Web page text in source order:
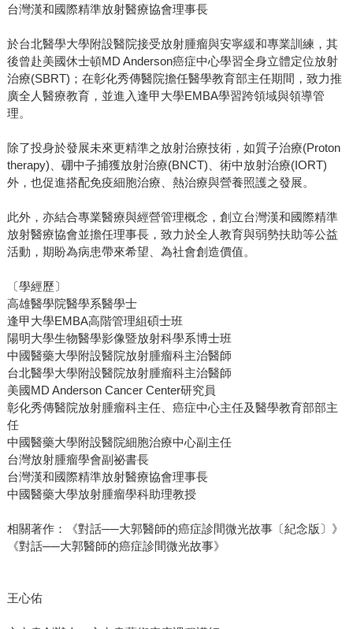
台灣漢和國際精準放射醫療協會理事長
於台北醫學大學附設醫院接受放射腫瘤與安寧緩和專業訓練，其
後曾赴美國休士頓MD Anderson癌症中心學習全身立體定位放射
治療(SBRT)；在彰化秀傳醫院擔任醫學教育部主任期間，致力推
廣全人醫療教育，並進入逢甲大學EMBA學習跨領域與領導管
理。
除了投身於發展未來更精準之放射治療技術，如質子治療(Proton
therapy)、硼中子捕獲放射治療(BNCT)、術中放射治療(IORT)
外，也促進搭配免疫細胞治療、熱治療與營養照護之發展。
此外，亦結合專業醫療與經營管理概念，創立台灣漢和國際精準
放射醫療協會並擔任理事長，致力於全人教育與弱勢扶助等公益
活動，期盼為病患帶來希望、為社會創造價值。
〔學經歷〕
高雄醫學院醫學系醫學士
逢甲大學EMBA高階管理組碩士班
陽明大學生物醫學影像暨放射科學系博士班
中國醫藥大學附設醫院放射腫瘤科主治醫師
台北醫學大學附設醫院放射腫瘤科主治醫師
美國MD Anderson Cancer Center研究員
彰化秀傳醫院放射腫瘤科主任、癌症中心主任及醫學教育部部主
任
中國醫藥大學附設醫院細胞治療中心副主任
台灣放射腫瘤學會副祕書長
台灣漢和國際精準放射醫療協會理事長
中國醫藥大學放射腫瘤學科助理教授
相關著作：《對話──大郭醫師的癌症診間微光故事〔紀念版〕》
《對話──大郭醫師的癌症診間微光故事》
王心佑